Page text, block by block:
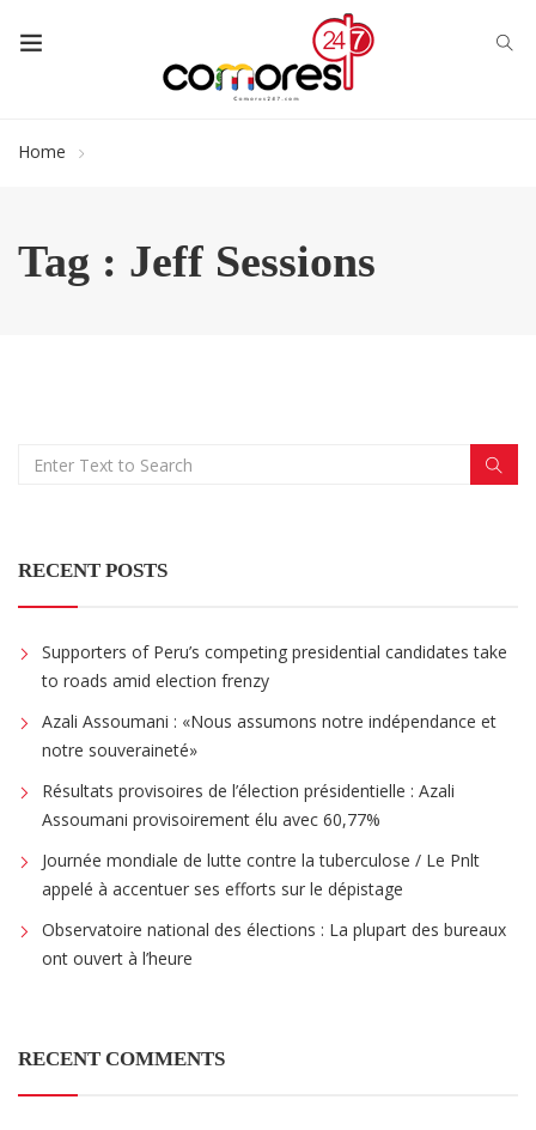
Home
Tag : Jeff Sessions
RECENT POSTS
Supporters of Peru’s competing presidential candidates take
to roads amid election frenzy
Azali Assoumani : «Nous assumons notre indépendance et
notre souveraineté»
Résultats provisoires de l’élection présidentielle : Azali
Assoumani provisoirement élu avec 60,77%
Journée mondiale de lutte contre la tuberculose / Le Pnlt
appelé à accentuer ses efforts sur le dépistage
Observatoire national des élections : La plupart des bureaux
ont ouvert à l’heure
RECENT COMMENTS